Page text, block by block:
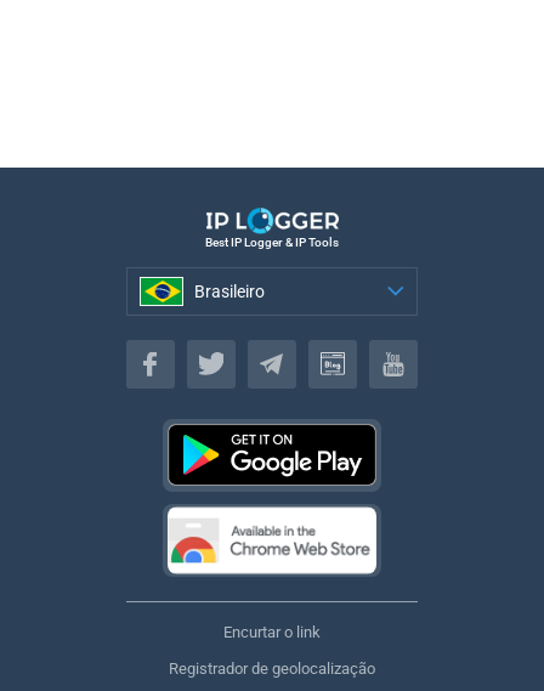
Best IP Logger & IP Tools
Brasileiro
Brasileiro
Encurtar o link
Registrador de geolocalização